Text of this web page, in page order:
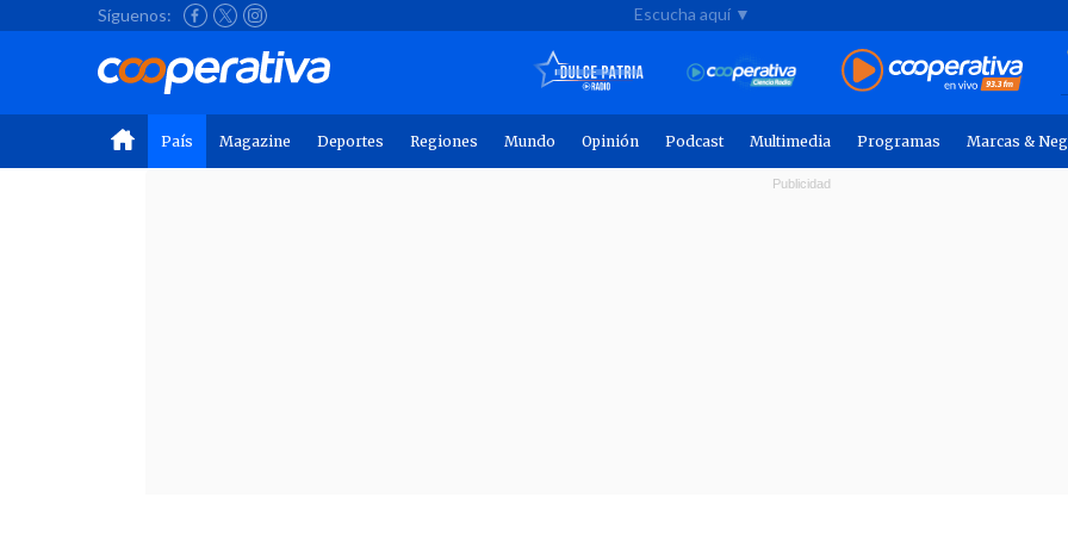
Síguenos: Escucha aquí ▼
País Magazine Deportes Regiones Mundo Opinión Podcast Multimedia Programas Marcas &